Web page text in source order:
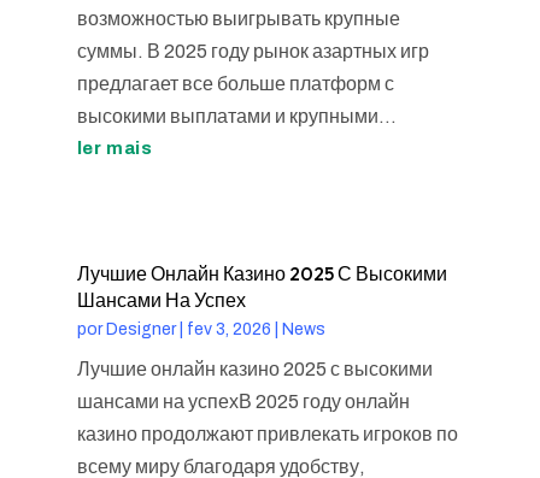
возможностью выигрывать крупные
суммы. В 2025 году рынок азартных игр
предлагает все больше платформ с
высокими выплатами и крупными...
ler mais
Лучшие Онлайн Казино 2025 С Высокими
Шансами На Успех
por Designer| fev 3, 2026 News
Лучшие онлайн казино 2025 с высокими
шансами на успехВ 2025 году онлайн
казино продолжают привлекать игроков по
всему миру благодаря удобству,